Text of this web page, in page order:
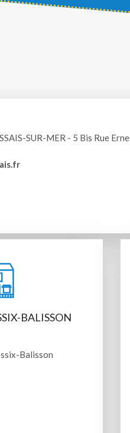
SUR-MER - 5 Bis Rue
BALISSON
Balisson